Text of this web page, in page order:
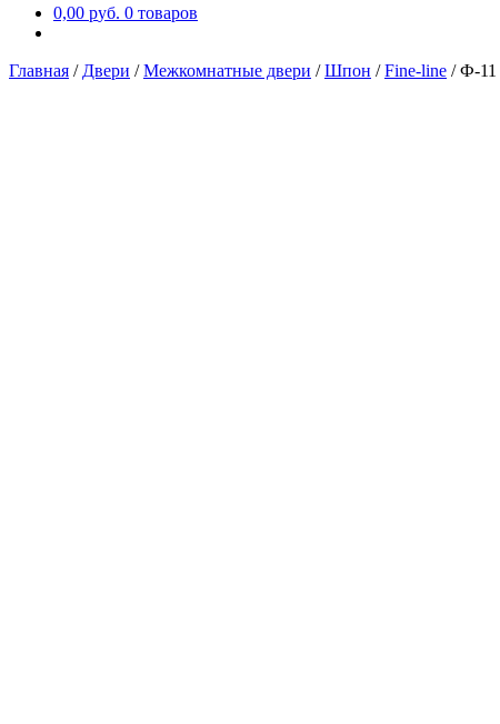
0,00 руб. 0 товаров
Главная / Двери /Межкомнатные двери /Шпон /Fine-line /Ф-11